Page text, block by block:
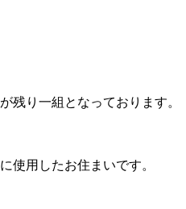
残り一組となっております。
使用したお住まいです。